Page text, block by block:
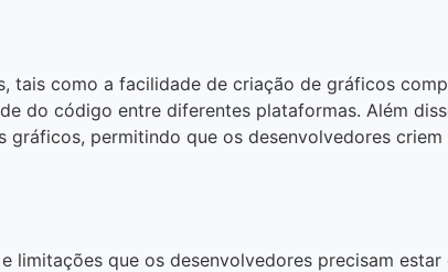
tais como a facilidade de criação de gráficos
do código entre diferentes plataformas. Além
permitindo que os desenvolvedores criem
limitações que os desenvolvedores precisam estar